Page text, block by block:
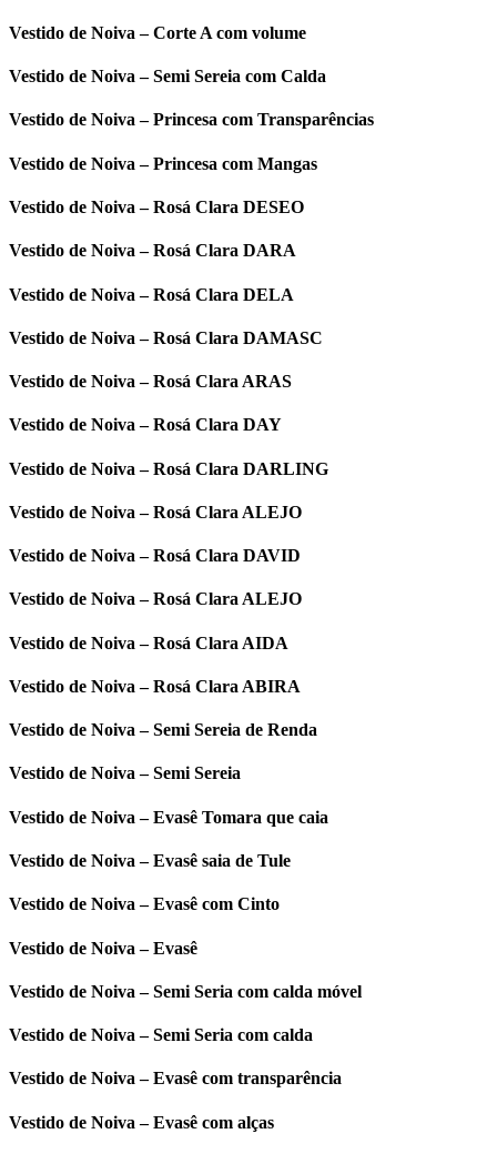
Vestido de Noiva – Corte A com volume
Vestido de Noiva – Semi Sereia com Calda
Vestido de Noiva – Princesa com Transparências
Vestido de Noiva – Princesa com Mangas
Vestido de Noiva – Rosá Clara DESEO
Vestido de Noiva – Rosá Clara DARA
Vestido de Noiva – Rosá Clara DELA
Vestido de Noiva – Rosá Clara DAMASC
Vestido de Noiva – Rosá Clara ARAS
Vestido de Noiva – Rosá Clara DAY
Vestido de Noiva – Rosá Clara DARLING
Vestido de Noiva – Rosá Clara ALEJO
Vestido de Noiva – Rosá Clara DAVID
Vestido de Noiva – Rosá Clara ALEJO
Vestido de Noiva – Rosá Clara AIDA
Vestido de Noiva – Rosá Clara ABIRA
Vestido de Noiva – Semi Sereia de Renda
Vestido de Noiva – Semi Sereia
Vestido de Noiva – Evasê Tomara que caia
Vestido de Noiva – Evasê saia de Tule
Vestido de Noiva – Evasê com Cinto
Vestido de Noiva – Evasê
Vestido de Noiva – Semi Seria com calda móvel
Vestido de Noiva – Semi Seria com calda
Vestido de Noiva – Evasê com transparência
Vestido de Noiva – Evasê com alças